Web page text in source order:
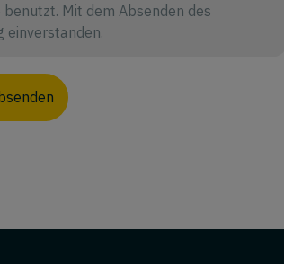
Mit dem Absenden des
einverstanden.